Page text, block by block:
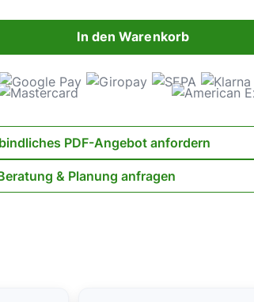
Anzahl: Gib den gewünschten Wert ein oder
In den Warenkorb
PDF-Angebot anfordern
& Planung anfragen